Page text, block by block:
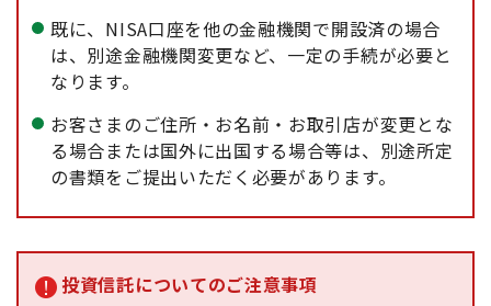
既に、NISA口座を他の金融機関で開設済の場合
は、別途金融機関変更など、一定の手続が必要と
なります。
お客さまのご住所・お名前・お取引店が変更とな
る場合または国外に出国する場合等は、別途所定
の書類をご提出いただく必要があります。
投資信託についてのご注意事項